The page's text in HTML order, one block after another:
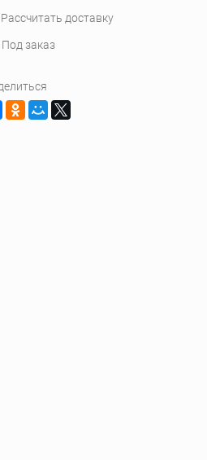
Рассчитать доставку
Под заказ